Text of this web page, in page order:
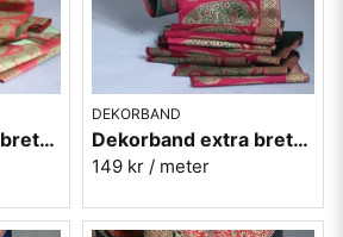
Dekorband extra brett med paiselymönster - Laxrosa
DEKORBAND
Dekorband extra brett med paiselymönster - Rosa
149 kr / meter